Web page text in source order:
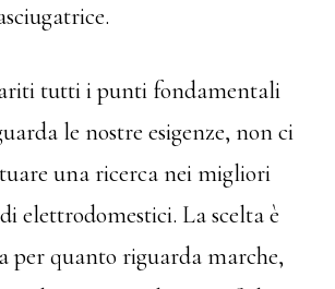
tutti i punti fondamentali
le nostre esigenze, non ci
una ricerca nei migliori
elettrodomestici. La scelta è
per quanto riguarda marche,